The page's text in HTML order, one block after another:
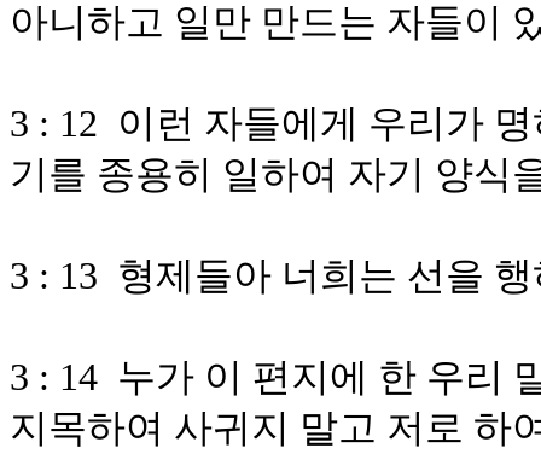
아니하고 일만 만드는 자들이
3 : 12 이런 자들에게 우리가
기를 종용히 일하여 자기 양식
3 : 13 형제들아 너희는 선을
3 : 14 누가 이 편지에 한 우리
지목하여 사귀지 말고 저로 하